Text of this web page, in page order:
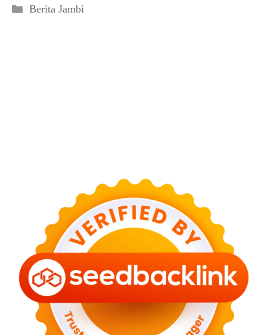
Kategori
Berita Jambi